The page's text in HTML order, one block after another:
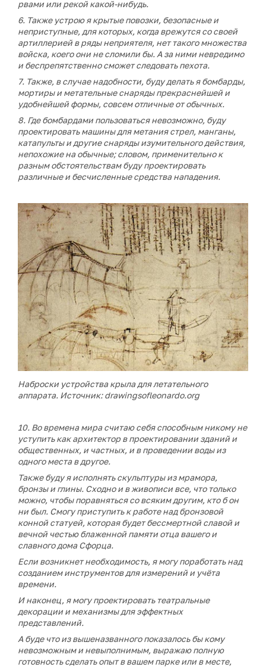
рвами или рекой какой-нибудь.
6. Также устрою я крытые повозки, безопасные и
неприступные, для которых, когда врежутся со своей
артиллерией в ряды неприятеля, нет такого множества
войска, коего они не сломили бы. А за ними невредимо
и беспрепятственно сможет следовать пехота.
7. Также, в случае надобности, буду делать я бомбарды,
мортиры и метательные снаряды прекраснейшей и
удобнейшей формы, совсем отличные от обычных.
8. Где бомбардами пользоваться невозможно, буду
проектировать машины для метания стрел, манганы,
катапульты и другие снаряды изумительного действия,
непохожие на обычные; словом, применительно к
разным обстоятельствам буду проектировать
различные и бесчисленные средства нападения.
Наброски устройства крыла длялетательного
аппарата. Источник: drawingsofleonardo.org
10. Во времена мира считаю себя способным никому не
уступить как архитектор в проектировании зданий и
общественных, и частных, и в проведении воды из
одного места в другое.
Также буду я исполнять скульптуры из мрамора,
бронзы и глины. Сходно и в живописи все, что только
можно, чтобы поравняться со всяким другим, кто б он
ни был. Смогу приступить к работе над бронзовой
конной статуей, которая будет бессмертной славой и
вечной честью блаженной памяти отца вашего и
славного дома Сфорца.
Если возникнет необходимость, я могу поработать над
созданием инструментов для измерений и учёта
времени.
И наконец, я могу проектировать театральные
декорации и механизмы для эффектных
представлений.
А буде что из вышеназванного показалось бы кому
невозможным и невыполнимым, выражаю полную
готовность сделать опыт в вашем парке или в месте,